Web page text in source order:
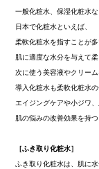
一般化粧水、保湿化粧水
日本で化粧水といえば、
柔軟化粧水を指すことが多
肌に適度な水分を与えて柔
次に使う美容液やクリー
導入化粧水も柔軟化粧水の
エイジングケアや小ジワ、
肌の悩みの改善効果を持
［ふき取り化粧水］
ふき取り化粧水は、肌に水